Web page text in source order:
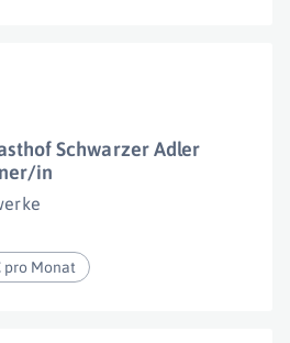
Schwarzer Adler
in
pro Monat